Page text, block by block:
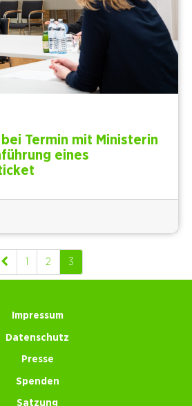
Termin mit Ministerin
eines
1 2 3
Impressum
Datenschutz
Presse
Spenden
Satzung